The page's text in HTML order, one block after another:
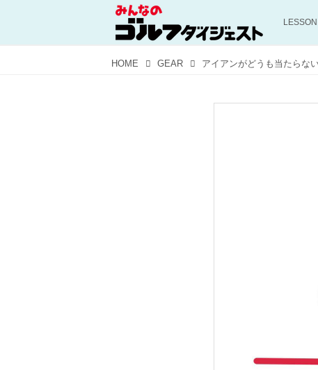
LESSON
HOME GEAR